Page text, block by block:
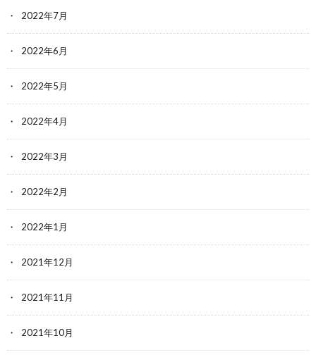
2022年7月
2022年6月
2022年5月
2022年4月
2022年3月
2022年2月
2022年1月
2021年12月
2021年11月
2021年10月